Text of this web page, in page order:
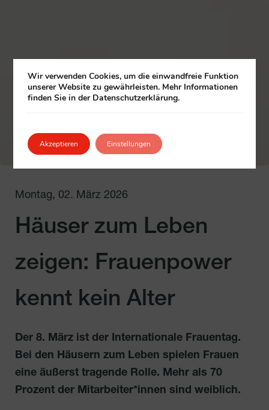
Montag, 02. März 2026
Häuser zum Leben
zeigen: Frauenpower
kennt kein Alter
Der 8. März ist der Internationale Frauentag.
Bei den Häusern zum Leben spielen Frauen
eine äußerst tragende Rolle. Mehr als 70
Prozent der Mitarbeiter*innen sind weiblich.
Wir verwenden Cookies, um die einwandfreie Funktion
unserer Website zu gewährleisten. Mehr Informationen
finden Sie in der Datenschutzerklärung.
Akzeptieren Einstellungen